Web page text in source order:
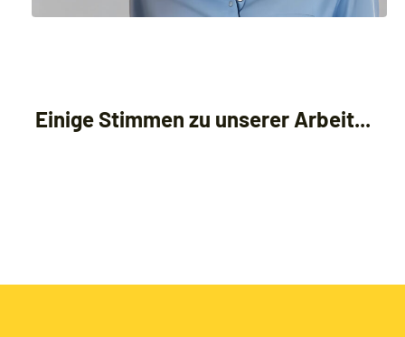
Einige Stimmen zu unserer Arbeit...